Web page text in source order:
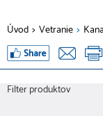
Úvod > Vetranie >
Filter produktov